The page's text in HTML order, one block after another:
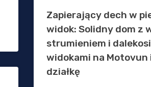
Zapierający dech w
widok: Solidny dom z
strumieniem i
widokami na Motovun
działkę